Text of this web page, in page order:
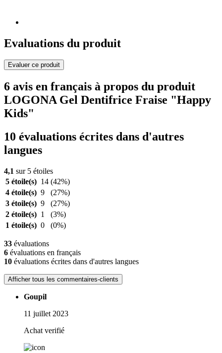
Evaluations du produit
Evaluer ce produit
6 avis en français à propos du produit
LOGONA Gel Dentifrice Fraise "Happy
Kids"
10 évaluations écrites dans d'autres
langues
4,1 sur 5 étoiles
5 étoile(s) 14 (42%)
4 étoile(s) 9
(27%)
3 étoile(s) 9
(27%)
2 étoile(s) 1
(3%)
1 étoile(s) 0 (0%)
33 évaluations
6 évaluations en français
10 évaluations écrites dans d'autres langues
Afficher tous les commentaires-clients
Goupil
11 juillet 2023
Achat verifié